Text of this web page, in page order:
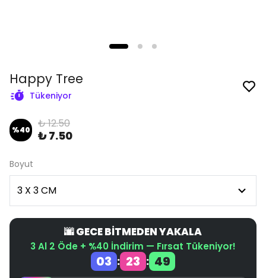
Happy Tree
Tükeniyor
%40 ₺ 12.50
₺ 7.50
Boyut
🌆 GECE BİTMEDEN YAKALA
3 Al 2 Öde + %40 İndirim — Fırsat Tükeniyor!
03 : 23 : 48